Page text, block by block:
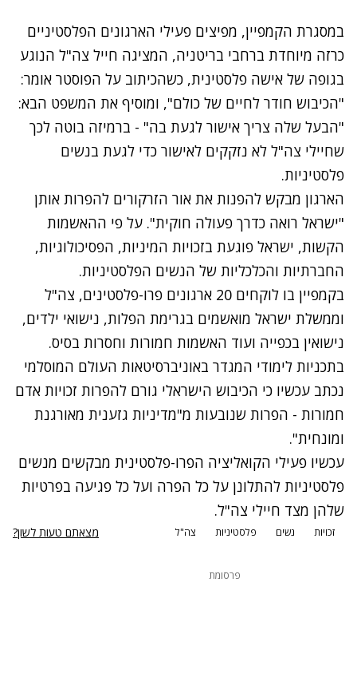
במסגרת הקמפיין, מפיצים פעילי הארגונים הפלסטיניים
כרזה מיוחדת ברחבי בריטניה, המציגה חייל צה"ל הנוגע
בגופה של אישה פלסטינית, כשהכיתוב על הפוסטר אומר:
"הכיבוש חודר לחיים של כולם", ומוסיף את המשפט הבא:
"הבעל שלה צריך אישור לגעת בה" - ברמיזה בוטה לכך
שחיילי צה"ל לא נזקקים לאישור כדי לגעת בנשים
פלסטיניות.
הארגון מבקש להפנות את אור הזרקורים להפרות אותן
"ישראל רואה כדרך פעולה חוקית". על פי ההאשמות
הקשות, ישראל פוגעת בזכויות המיניות, הפסיכולוגיות,
החברתיות והכלכליות של הנשים הפלסטיניות.
בקמפיין בו לוקחים 20 ארגונים פרו-פלסטינים, צה"ל
וממשלת ישראל מואשמים בגרימת הפלות, נישואי ילדים,
נישואין בכפייה ועוד האשמות חמורות וחסרות בסיס.
בתכניות לימודי המגדר באוניברסיטאות העולם המוסלמי
נכתב עכשיו כי הכיבוש הישראלי גורם להפרות זכויות אדם
חמורות - הפרות שנובעות מ"מדיניות גזענית מאורגנת
ומונחית".
עכשיו פעילי הקואליציה הפרו-פלסטינית מבקשים מנשים
פלסטיניות להתלונן על כל הפרה ועל כל פגיעה בפרטיות
שלהן מצד חיילי צה"ל.
זכויות נשים פלסטיניות צה"ל מצאתם טעות לשון?
פרסומת